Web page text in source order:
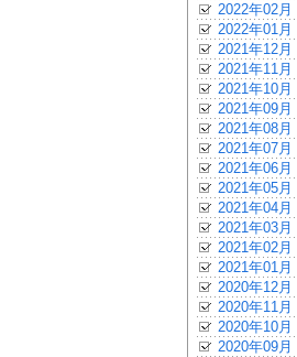
2022年02月
2022年01月
2021年12月
2021年11月
2021年10月
2021年09月
2021年08月
2021年07月
2021年06月
2021年05月
2021年04月
2021年03月
2021年02月
2021年01月
2020年12月
2020年11月
2020年10月
2020年09月